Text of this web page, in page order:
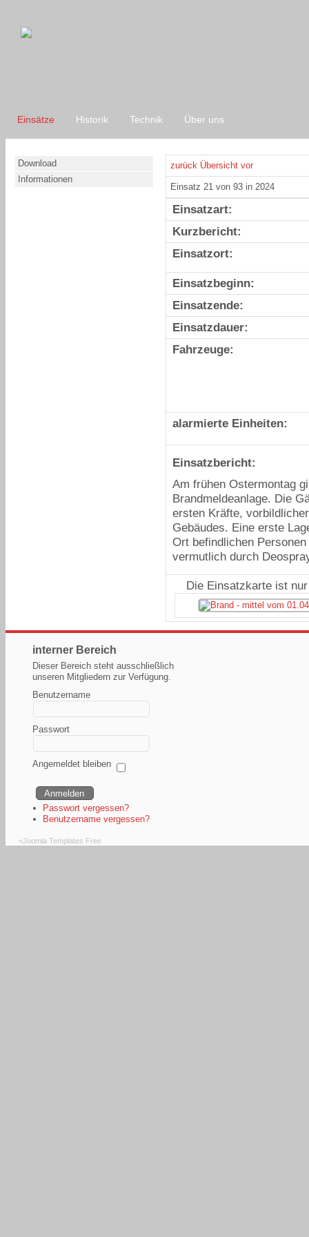
Einsätze Historik Technik Über uns
Download
Informationen
zurück Übersicht vor
Einsatz 21 von 93 in 2024
Einsatzart:
Kurzbericht:
Einsatzort:
Einsatzbeginn:
Einsatzende:
Einsatzdauer:
Fahrzeuge:
alarmierte Einheiten:
Einsatzbericht:
Am frühen Ostermontag
Brandmeldeanlage. Die
ersten Kräfte,
Gebäudes. Eine erste
Ort befindlichen
vermutlich durch
Die Einsatzkarte ist
interner Bereich
Dieser Bereich steht ausschließlich
unseren Mitgliedern zur Verfügung.
Benutzername
Passwort
Angemeldet bleiben
Passwort vergessen?
Benutzername vergessen?
<Joomla Templates Free